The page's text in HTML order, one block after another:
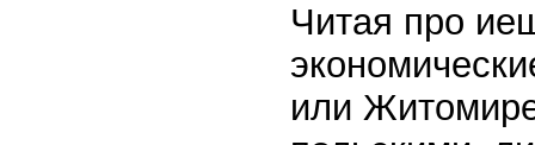
Читая про
или